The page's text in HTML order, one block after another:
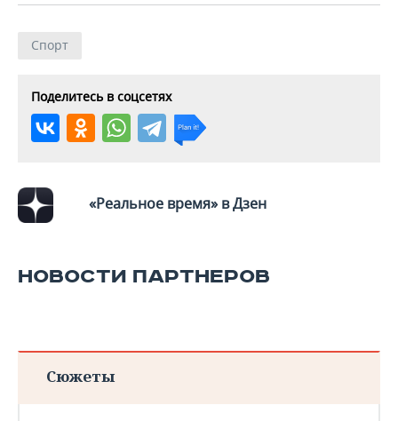
Спорт
Поделитесь в соцсетях
«Реальное время» в Дзен
НОВОСТИ ПАРТНЕРОВ
Сюжеты